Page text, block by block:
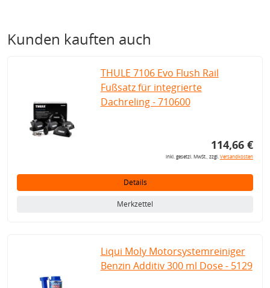
Kunden kauften auch
THULE 7106 Evo Flush Rail
Fußsatz für integrierte
Dachreling - 710600
114,66 €
inkl. gesetzl. MwSt., zzgl.Versandkosten
Details
Merkzettel
Liqui Moly Motorsystemreiniger
Benzin Additiv 300 ml Dose - 5129